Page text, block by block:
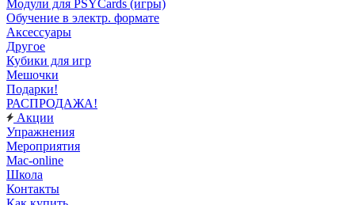
Модули для PSYCards (игры)
Обучение в электр. формате
Аксессуары
Другое
Кубики для игр
Мешочки
Подарки!
РАСПРОДАЖА!
Акции
Упражнения
Мероприятия
Mac-online
Школа
Контакты